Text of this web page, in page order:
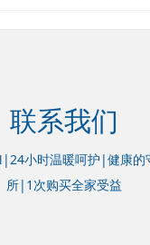
联系我们
小时温暖呵护|健康
所|1次购买全家受益